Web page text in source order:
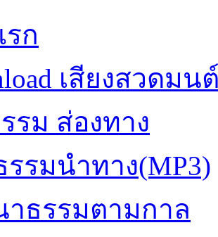
ก
เสียงสวดมน
รม ส่องทาง
รรมนำทาง(MP3)
ธรรมตามกาล